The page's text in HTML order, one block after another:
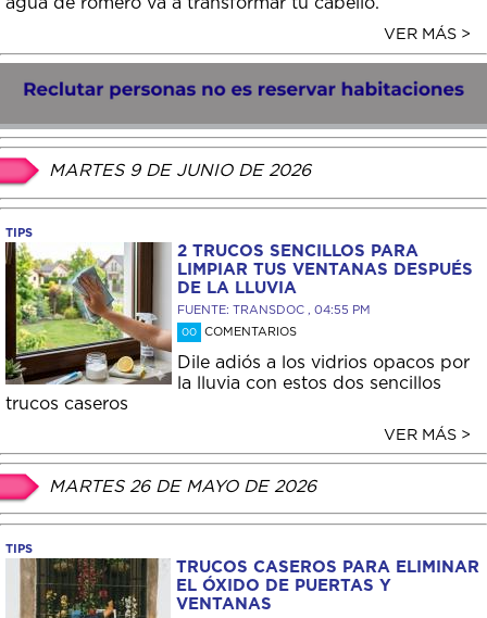
agua de romero va a transformar tu cabello.
VER MÁS >
MARTES 9 DE JUNIO DE 2026
TIPS
2 TRUCOS SENCILLOS PARA
LIMPIAR TUS VENTANAS DESPUÉS
DE LA LLUVIA
FUENTE: TRANSDOC , 04:55 PM
00 COMENTARIOS
Dile adiós a los vidrios opacos por
la lluvia con estos dos sencillos
trucos caseros
VER MÁS >
MARTES 26 DE MAYO DE 2026
TIPS
TRUCOS CASEROS PARA ELIMINAR
EL ÓXIDO DE PUERTAS Y
VENTANAS